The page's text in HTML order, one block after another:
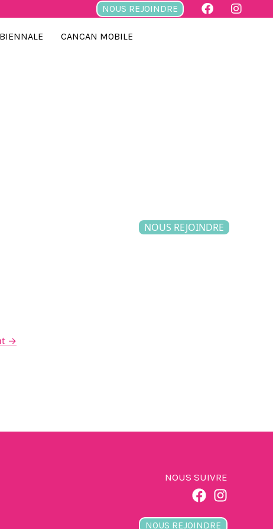
NOUS REJOINDRE
CANCAN MOBILE
→
NOUS REJOINDRE
NOUS SUIVRE
NOUS REJOINDRE